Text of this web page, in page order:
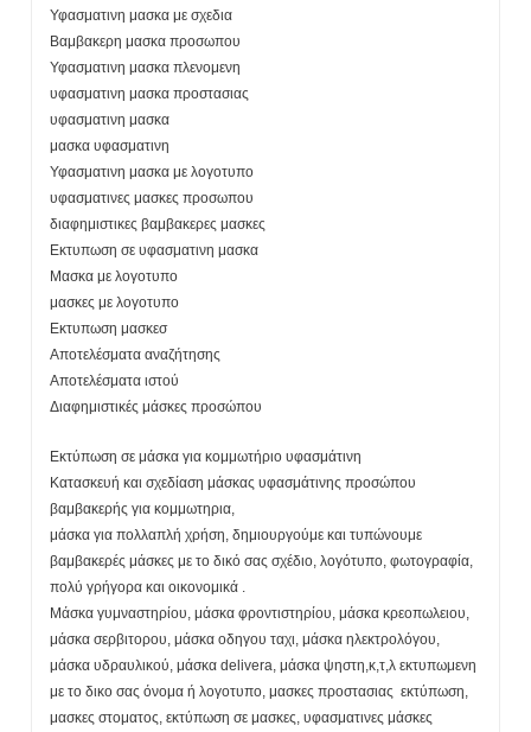
Υφασματινη μασκα με σχεδια
Βαμβακερη μασκα προσωπου
Υφασματινη μασκα πλενομενη
υφασματινη μασκα προστασιας
υφασματινη μασκα
μασκα υφασματινη
Υφασματινη μασκα με λογοτυπο
υφασματινες μασκες προσωπου
διαφημιστικες βαμβακερες μασκες
Εκτυπωση σε υφασματινη μασκα
Μασκα με λογοτυπο
μασκες με λογοτυπο
Εκτυπωση μασκεσ
Αποτελέσματα αναζήτησης
Αποτελέσματα ιστού
Διαφημιστικές μάσκες προσώπου
Εκτύπωση σε μάσκα για κομμωτήριο υφασμάτινη
Κατασκευή και σχεδίαση μάσκας υφασμάτινης προσώπου
βαμβακερής για κομμωτηρια,
μάσκα για πολλαπλή χρήση, δημιουργούμε και τυπώνουμε
βαμβακερές μάσκες με το δικό σας σχέδιο, λογότυπο, φωτογραφία,
πολύ γρήγορα και οικονομικά .
Μάσκα γυμναστηρίου, μάσκα φροντιστηρίου, μάσκα κρεοπωλειου,
μάσκα σερβιτορου, μάσκα οδηγου ταχι, μάσκα ηλεκτρολόγου,
μάσκα υδραυλικού, μάσκα delivera, μάσκα ψηστη,κ,τ,λ εκτυπωμενη
με το δικο σας όνομα ή λογοτυπο, μασκες προστασιας εκτύπωση,
μασκες στοματος, εκτύπωση σε μασκες, υφασματινες μάσκες